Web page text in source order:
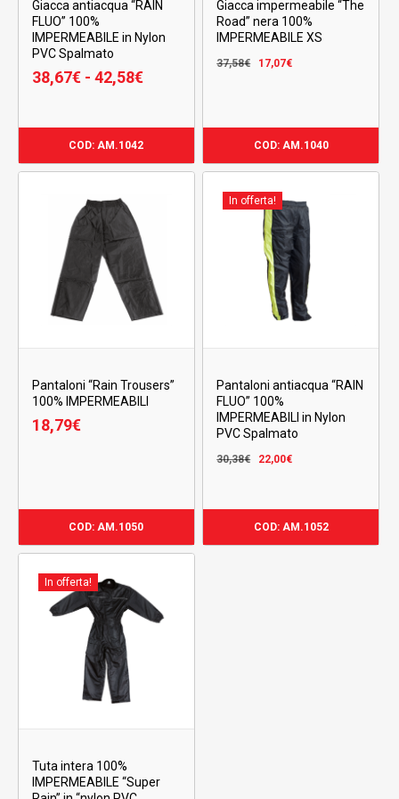
Giacca antiacqua “RAIN
FLUO” 100%
IMPERMEABILE in Nylon
PVC Spalmato
38,67€ - 42,58€Fascia
38,67€
a
COD: AM.1042
Giacca impermeabile “The
Road” nera 100%
IMPERMEABILE XS
37,58€
Il
37,58€.
17,07€Il
17,07€.
COD: AM.1040
Pantaloni “Rain Trousers”
100% IMPERMEABILI
18,79€
COD: AM.1050
In offerta!
Pantaloni antiacqua “RAIN
FLUO” 100%
IMPERMEABILI in Nylon
PVC Spalmato
30,38€
Il
era:
30,38€.
22,00€Il
è:
22,00€.
COD: AM.1052
In offerta!
Tuta intera 100%
IMPERMEABILE “Super